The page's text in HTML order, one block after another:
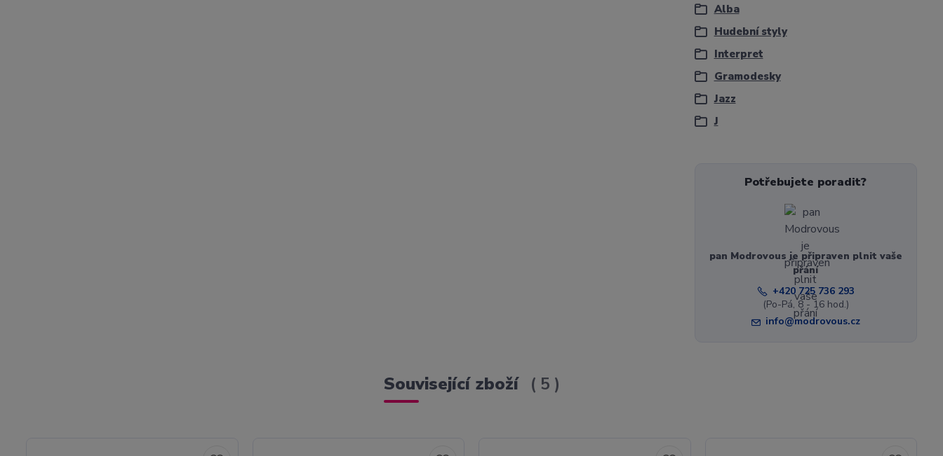
Alba
Hudební styly
Interpret
Gramodesky
Jazz
J
Potřebujete poradit?
pan Modrovous je připraven plnit vaše
přání
+420 725 736 293
(Po-Pá, 8 - 16 hod.)
info@modrovous.cz
Související zboží 5